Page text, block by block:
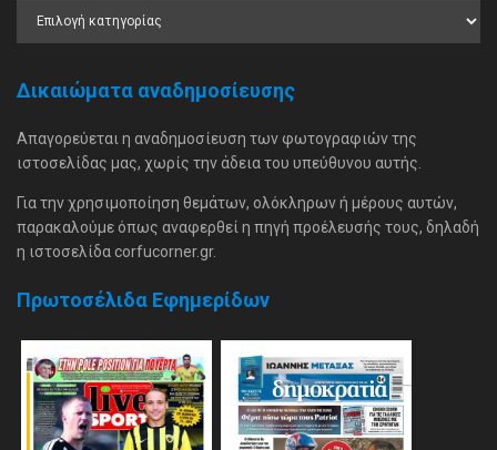
Δικαιώματα αναδημοσίευσης
Απαγορεύεται η αναδημοσίευση των φωτογραφιών της
ιστοσελίδας μας, χωρίς την άδεια του υπεύθυνου αυτής.
Για την χρησιμοποίηση θεμάτων, ολόκληρων ή μέρους αυτών,
παρακαλούμε όπως αναφερθεί η πηγή προέλευσής τους, δηλαδή
η ιστοσελίδα corfucorner.gr.
Πρωτοσέλιδα Εφημερίδων